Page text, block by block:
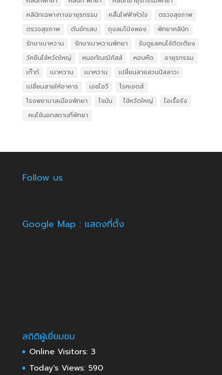
คลินิกเฉพาะทางอายุรกรรม
คลื่นไฟฟ้าหัวใจ
ตรวจสุขภาพ
ตรวจสุขภาพ
ตับอักเสบ ถุงลมโป่งพอง
พัทยาคลินิก
รักษาเบาหวาน
รักษาเบาหวานพัทยา
รับดูแลคนไข้ติดเตียง
วัคซีนไข้หวัดใหญ่
หมอกัณฒิภัสส์ หอบหืด
อายุรกรรม
เก๊าท์
เบาหวาน เบาหวาน
เปลี่ยนสายสวนปัสสาวะ
เปลี่ยนสายให้อาหาร
เอชไอวี
โรคเอดส์
โรงพยาบาลเมืองพัทยา
ไขมัน ไข้หวัดใหญ่
ไอเรื้อรัง
​ คนไข้นอกสถานที่พัทยา
Follow us
Google Map : แสดงที่ตั้ง
สถิติผู้เยี่ยมชม
Online Visitors: 3
Today's Views: 590